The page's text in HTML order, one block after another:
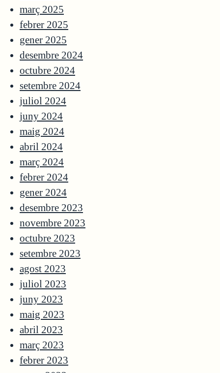
març 2025
febrer 2025
gener 2025
desembre 2024
octubre 2024
setembre 2024
juliol 2024
juny 2024
maig 2024
abril 2024
març 2024
febrer 2024
gener 2024
desembre 2023
novembre 2023
octubre 2023
setembre 2023
agost 2023
juliol 2023
juny 2023
maig 2023
abril 2023
març 2023
febrer 2023